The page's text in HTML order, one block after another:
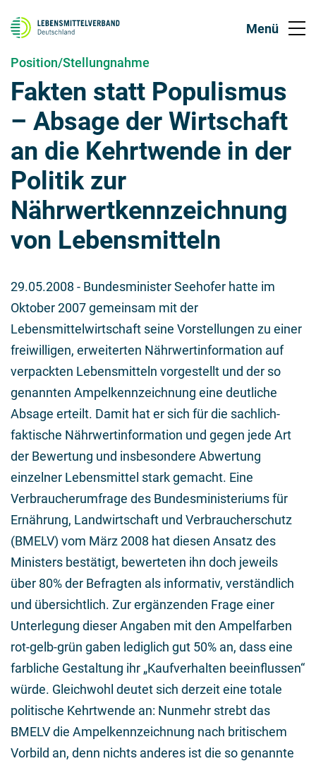
Position/Stellungnahme
Fakten statt Populismus
– Absage der Wirtschaft
an die Kehrtwende in der
Politik zur
Nährwertkennzeichnung
von Lebensmitteln
29.05.2008 - Bundesminister Seehofer hatte im
Oktober 2007 gemeinsam mit der
Lebensmittelwirtschaft seine Vorstellungen zu einer
freiwilligen, erweiterten Nährwertinformation auf
verpackten Lebensmitteln vorgestellt und der so
genannten Ampelkennzeichnung eine deutliche
Absage erteilt. Damit hat er sich für die sachlich-
faktische Nährwertinformation und gegen jede Art
der Bewertung und insbesondere Abwertung
einzelner Lebensmittel stark gemacht. Eine
Verbraucherumfrage des Bundesministeriums für
Ernährung, Landwirtschaft und Verbraucherschutz
(BMELV) vom März 2008 hat diesen Ansatz des
Ministers bestätigt, bewerteten ihn doch jeweils
über 80% der Befragten als informativ, verständlich
und übersichtlich. Zur ergänzenden Frage einer
Unterlegung dieser Angaben mit den Ampelfarben
rot-gelb-grün gaben lediglich gut 50% an, dass eine
farbliche Gestaltung ihr „Kaufverhalten beeinflussen“
würde. Gleichwohl deutet sich derzeit eine totale
politische Kehrtwende an: Nunmehr strebt das
BMELV die Ampelkennzeichnung nach britischem
Vorbild an, denn nichts anderes ist die so genannte